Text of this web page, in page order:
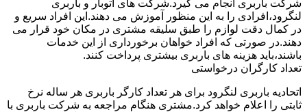
شرکت باربری انجام می گیرد.شرکت های اتوبار و باربری
لنگرود،افرادی را به این منظور آموزش می دهند.این افراد سریع و
در کمال دقت لوازم را طبق سلیقه مشتری در مکان خود قرار می
دهند.در صورتی که افراد خواهان برخورداری از این خدمات
باشند،باید هزینه های باربری بیشتری پرداخت کنند.
تعداد کارگران درخواستی
اتحادیه باربری لنگرود برای هر تعداد کارگر باربری هر ساله نرخ
ثابتی را اعلام خواهد کرد.مشتری هنگام مراجعه به شرکت باربری با